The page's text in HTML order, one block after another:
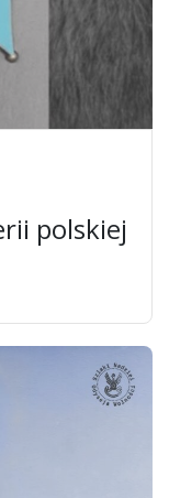
polskiej